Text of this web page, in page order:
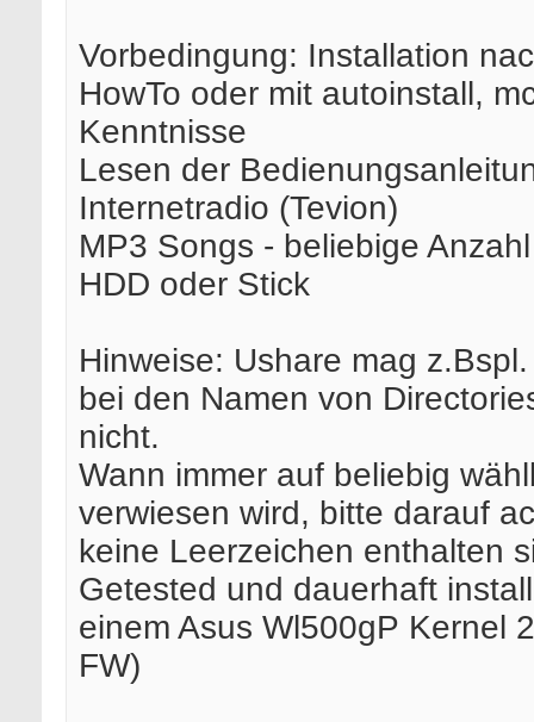
Vorbedingung: Installation
HowTo oder mit autoinstall,
Kenntnisse
Lesen der
Internetradio (Tevion)
MP3 Songs - beliebige
HDD oder Stick
Hinweise: Ushare mag
bei den Namen von
nicht.
Wann immer auf beliebig
verwiesen wird, bitte darauf
keine Leerzeichen enthalten
Getested und dauerhaft
einem Asus Wl500gP Kernel
FW)